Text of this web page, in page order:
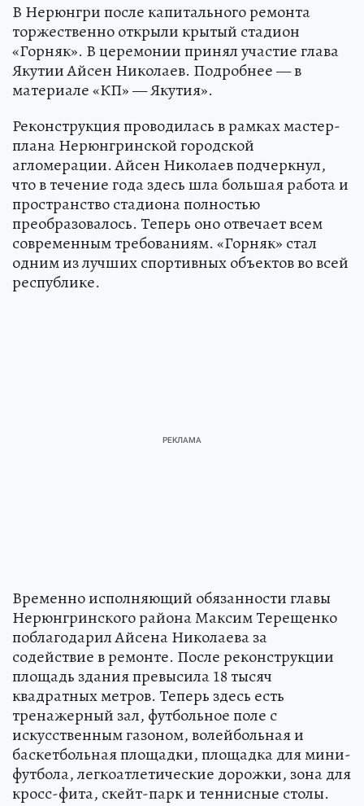
В Нерюнгри после капитального ремонта
торжественно открыли крытый стадион
«Горняк». В церемонии принял участие глава
Якутии Айсен Николаев. Подробнее — в
материале «КП» — Якутия».
Реконструкция проводилась в рамках мастер-
плана Нерюнгринской городской
агломерации. Айсен Николаев подчеркнул,
что в течение года здесь шла большая работа и
пространство стадиона полностью
преобразовалось. Теперь оно отвечает всем
современным требованиям. «Горняк» стал
одним из лучших спортивных объектов во всей
республике.
Временно исполняющий обязанности главы
Нерюнгринского района Максим Терещенко
поблагодарил Айсена Николаева за
содействие в ремонте. После реконструкции
площадь здания превысила 18 тысяч
квадратных метров. Теперь здесь есть
тренажерный зал, футбольное поле с
искусственным газоном, волейбольная и
баскетбольная площадки, площадка для мини-
футбола, легкоатлетические дорожки, зона для
кросс-фита, скейт-парк и теннисные столы.